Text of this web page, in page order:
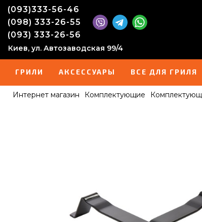
(093)333-56-46
(098) 333-26-55
(093) 333-26-56
Киев, ул. Автозаводская 99/4
ГРИЛИ АКСЕССУАРЫ ВСЕ ДЛЯ ГРИЛЯ
Интернет магазин Комплектующие